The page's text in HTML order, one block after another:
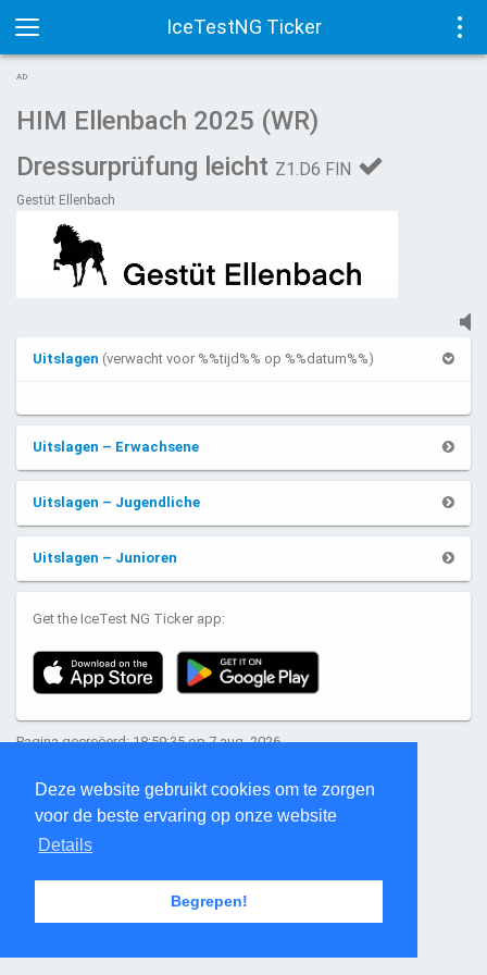
Deze website gebruikt cookies om te zorgen
voor de beste ervaring op onze website
Details
Begrepen!
IceTestNG Ticker
Toggle
navigation
AD
HIM Ellenbach 2025 (WR)
Dressurprüfung leicht Z1.D6 FIN
Gestüt Ellenbach
Uitslagen (verwacht voor %%tijd%% op %%datum%%)
Uitslagen – Erwachsene
Uitslagen – Jugendliche
Uitslagen – Junioren
Get the IceTest NG Ticker app:
Pagina gecreëerd: 18:59:35 op 7 aug. 2026